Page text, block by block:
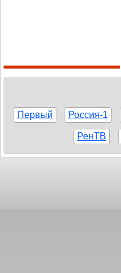
Первый Россия-1
РенТВ